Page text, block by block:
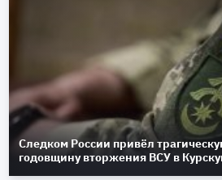
Следком России привёл
годовщину вторжения ВСУ в